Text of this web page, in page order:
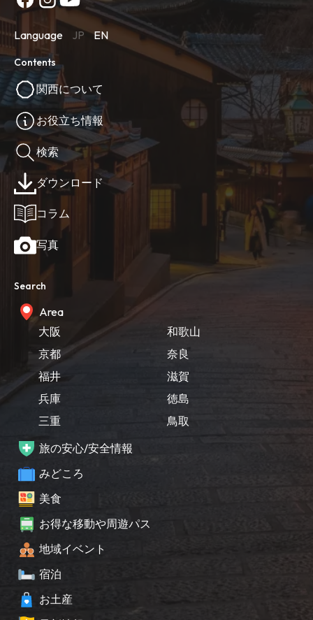
Language JP EN
Contents
関西について
お役立ち情報
検索
ダウンロード
コラム
写真
Search
Area
大阪
京都
福井
兵庫
三重
和歌山
奈良
滋賀
徳島
鳥取
旅の安心/安全情報
みどころ
美食
お得な移動や周遊パス
地域イベント
宿泊
お土産